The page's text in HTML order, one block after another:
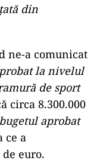
din
ne-a comunicat
la nivelul
de sport
circa 8.300.000
aprobat
ce a
euro.